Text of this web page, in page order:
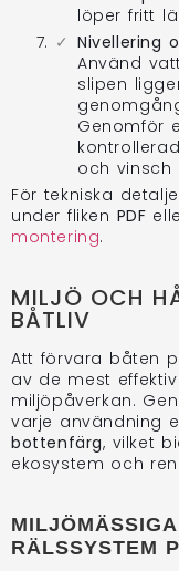
löper fritt
Nivellering
Använd
slipen
Genomför
och
För tekniska
under fliken PDF
montering.
MILJÖ OCH
BÅTLIV
Att förvara båten
av de mest
miljöpåverkan.
varje användning
bottenfärg, vilket
ekosystem och
RÄLSSYSTEM